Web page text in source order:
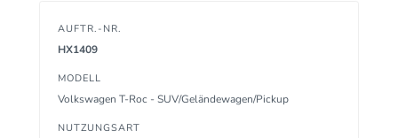
AUFTR.-NR.
HX1409
MODELL
Volkswagen T-Roc - SUV/Geländewagen/Pickup
NUTZUNGSART